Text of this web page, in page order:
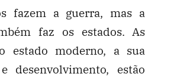
fazem a guerra, mas a
faz os estados. As
estado moderno, a sua
desenvolvimento, estão